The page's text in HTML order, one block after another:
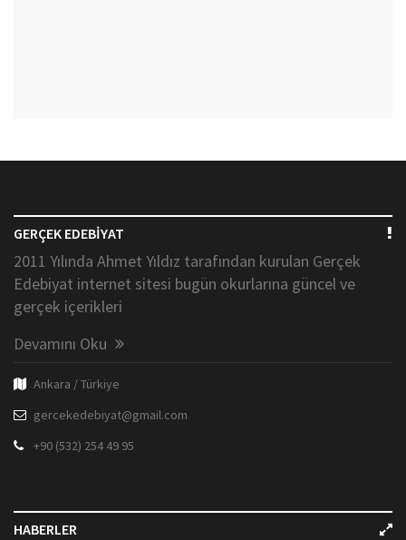
GERÇEK EDEBİYAT
2011 Yılında Ahmet Yıldız tarafından kurulan Gerçek
Edebiyat internet sitesi bugün okurlarına güncel ve
gerçek içerikleri
Devamını Oku
Ankara / Türkiye
gercekedebiyat@gmail.com
+90 (532) 254 49 95
HABERLER